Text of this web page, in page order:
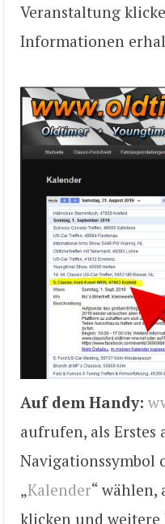
Veranstaltung
Informationen
Auf dem Handy:
aufrufen, als Erstes
Navigationssymbol
„Kalender“ wählen,
klicken und